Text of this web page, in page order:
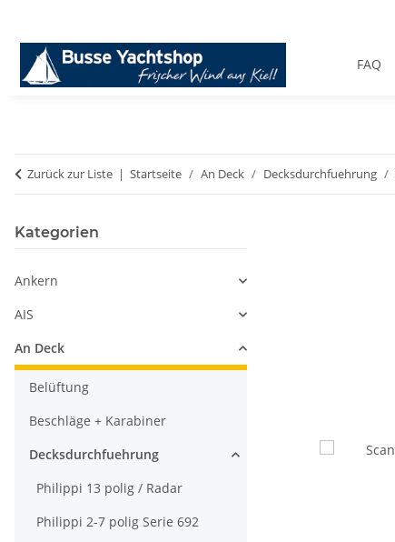
FAQ
Zurück zur Liste Startseite An Deck Decksdurchfuehrung
Kategorien
Ankern
AIS
An Deck
Belüftung
Beschläge + Karabiner
Decksdurchfuehrung
Philippi 13 polig / Radar
Philippi 2-7 polig Serie 692